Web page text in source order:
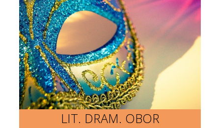
LIT. DRAM. OBOR